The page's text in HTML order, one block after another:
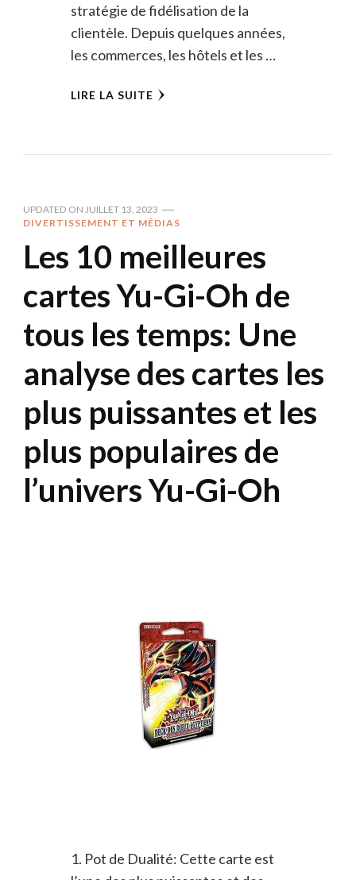
stratégie de fidélisation de la
clientèle. Depuis quelques années,
les commerces, les hôtels et les …
LIRE LA SUITE
UPDATED ON JUILLET 13, 2023
DIVERTISSEMENT ET MÉDIAS
Les 10 meilleures
cartes Yu-Gi-Oh de
tous les temps: Une
analyse des cartes les
plus puissantes et les
plus populaires de
l’univers Yu-Gi-Oh
1. Pot de Dualité: Cette carte est